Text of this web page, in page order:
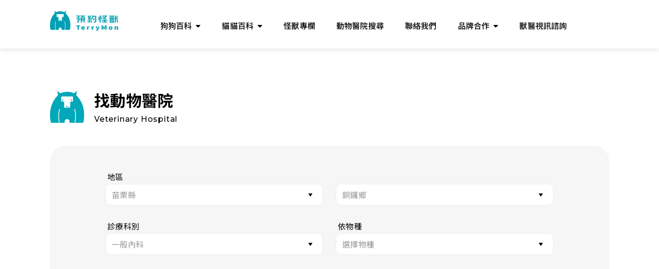
狗狗百科 貓貓百科 怪獸專欄 動物醫院搜尋 聯絡我們 品牌合作 獸醫視訊諮詢
找動物醫院
Veterinary Hospital
地區
診療科別 依物種